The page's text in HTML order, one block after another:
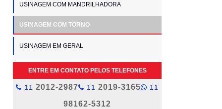
USINAGEM COM MANDRILHADORA
USINAGEM COM TORNO
USINAGEM EM GERAL
ENTRE EM CONTATO PELOS TELEFONES
11 2012-2987 11 2019-3165 11
98162-5312